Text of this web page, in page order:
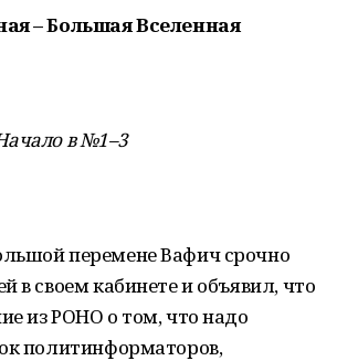
– Большая Вселенная
в №1–3
перемене Вафич срочно
в своем кабинете и объявил, что
из РОНО о том, что надо
политинформаторов,